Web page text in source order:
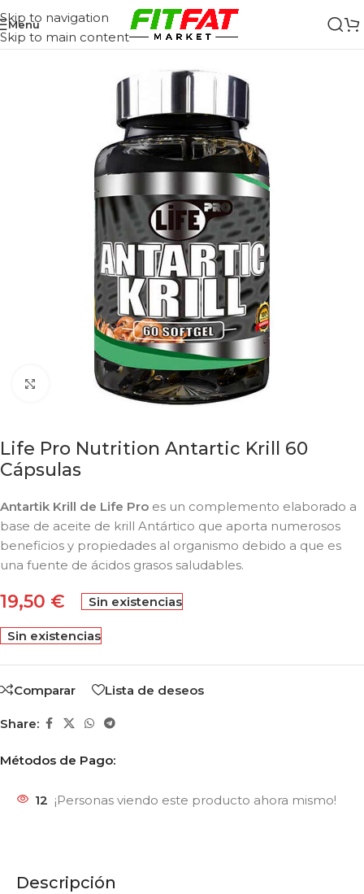
Skip to navigation
Skip to main content
Menu
Click to enlarge
Life Pro Nutrition Antartic Krill 60
Cápsulas
Antartik Krill de Life Pro es un complemento elaborado a
base de aceite de krill Antártico que aporta numerosos
beneficios y propiedades al organismo debido a que es
una fuente de ácidos grasos saludables.
19,50 € Sin existencias
Sin existencias
Comparar Lista de deseos
Share:
Métodos de Pago:
12 ¡Personas viendo este producto ahora mismo!
Descripción